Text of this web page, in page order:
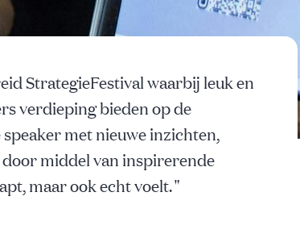
StrategieFestival waarbij leuk en
verdieping bieden op de
met nieuwe inzichten,
door middel van inspirerende
maar ook echt voelt.